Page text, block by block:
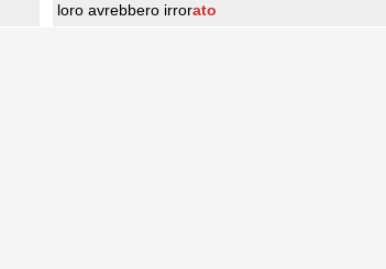
loro avrebbero irrorato